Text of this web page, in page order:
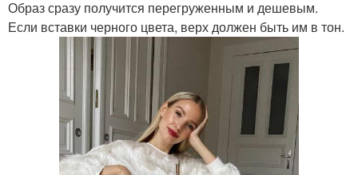
Образ сразу получится перегруженным и дешевым.
Если вставки черного цвета, верх должен быть им в тон.